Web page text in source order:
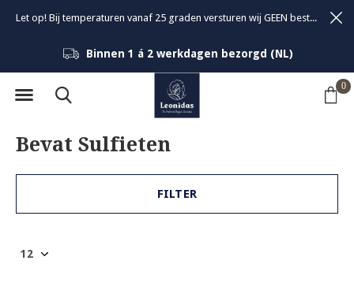
0
Binnen 1 á 2 werkdagen bezorgd (NL)
Let op! Bij temperaturen vanaf 25 graden versturen wij GEEN bestellingen om de kwaliteit van de bonbons te garanderen.
Bevat Sulfieten
FILTER